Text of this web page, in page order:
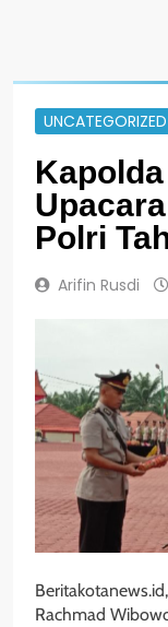
UNCATEGORIZED
Polri
Arifin Rusdi
Rachmad